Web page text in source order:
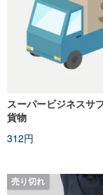
スーパービジネスサ
貨物
312円
売り切れ